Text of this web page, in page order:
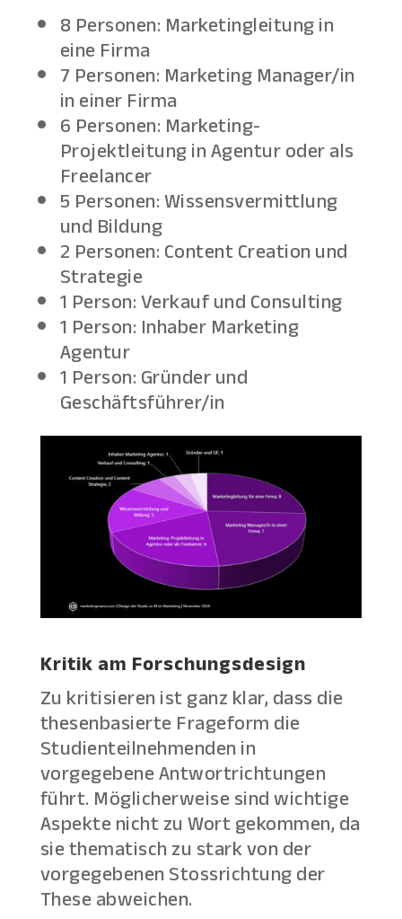
8 Personen: Marketingleitung in
eine Firma
7 Personen: Marketing Manager/in
in einer Firma
6 Personen: Marketing-
Projektleitung in Agentur oder als
Freelancer
5 Personen: Wissensvermittlung
und Bildung
2 Personen: Content Creation und
Strategie
1 Person: Verkauf und Consulting
1 Person: Inhaber Marketing
Agentur
1 Person: Gründer und
Geschäftsführer/in
Kritik am Forschungsdesign
Zu kritisieren ist ganz klar, dass die
thesenbasierte Frageform die
Studienteilnehmenden in
vorgegebene Antwortrichtungen
führt. Möglicherweise sind wichtige
Aspekte nicht zu Wort gekommen, da
sie thematisch zu stark von der
vorgegebenen Stossrichtung der
These abweichen.